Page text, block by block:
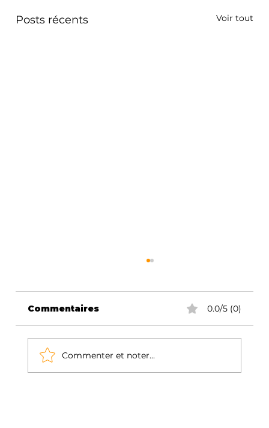
Posts récents Voir tout
Guide Prix 2025
"Votre site web, c'est combien ?" Cette
fois, nous...
Commentaires 0.0/5 (0)
Commenter et noter...